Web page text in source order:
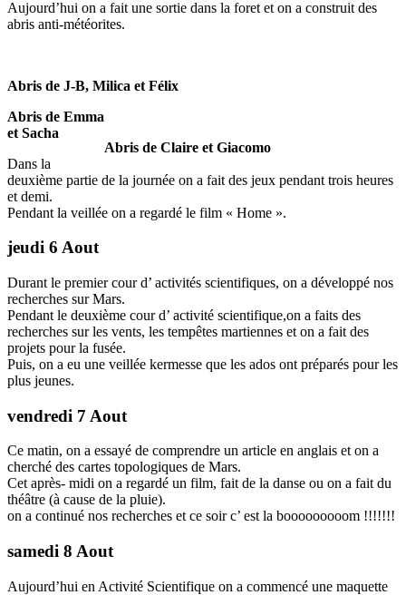
Aujourd’hui on a fait une sortie dans la foret et on a construit des
abris anti-météorites.
Abris de J-B, Milica et Félix
Abris de Claire et Giacomo
Abris de Emma
et Sacha
Dans la
deuxième partie de la journée on a fait des jeux pendant trois heures
et demi.
Pendant la veillée on a regardé le film « Home ».
jeudi 6 Aout
Durant le premier cour d’ activités scientifiques, on a développé nos
recherches sur Mars.
Pendant le deuxième cour d’ activité scientifique,on a faits des
recherches sur les vents, les tempêtes martiennes et on a fait des
projets pour la fusée.
Puis, on a eu une veillée kermesse que les ados ont préparés pour les
plus jeunes.
vendredi 7 Aout
Ce matin, on a essayé de comprendre un article en anglais et on a
cherché des cartes topologiques de Mars.
Cet après- midi on a regardé un film, fait de la danse ou on a fait du
théâtre (à cause de la pluie).
on a continué nos recherches et ce soir c’ est la booooooooom !!!!!!!
samedi 8 Aout
Aujourd’hui en Activité Scientifique on a commencé une maquette